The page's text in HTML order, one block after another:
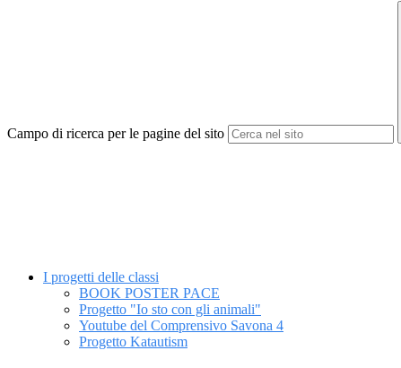
Campo di ricerca per le pagine del sito
I progetti delle classi
BOOK POSTER PACE
Progetto "Io sto con gli animali"
Youtube del Comprensivo Savona 4
Progetto Katautism